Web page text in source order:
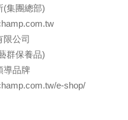
(集團總部)
限公司
群保養品)
導品牌
e-shop/